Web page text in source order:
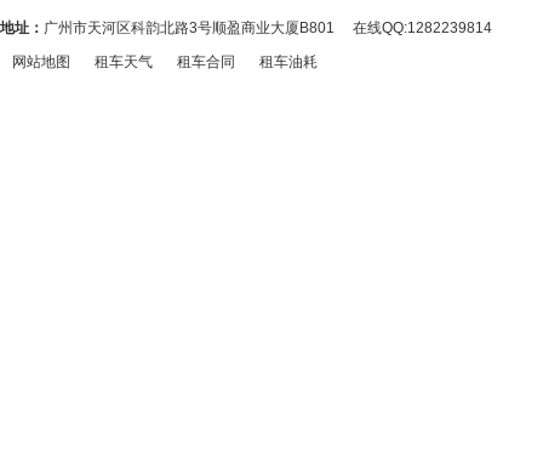
地址： 广州市天河区科韵北路3号顺盈商业大厦B801 在线QQ:1282239814
网站地图
租车天气 租车合同 租车油耗